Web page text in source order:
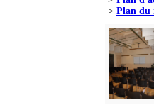
> Plan du